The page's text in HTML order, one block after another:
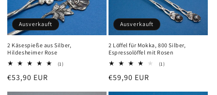
Ausverkauft
2 Käsespieße aus Silber,
Hildesheimer Rose
(1)1
Normaler
Preis
€53,90 EUR
Ausverkauft
2 Löffel für Mokka, 800 Silber,
Espressolöffel mit Rosen
(1)1
Normaler
Preis
€59,90 EUR